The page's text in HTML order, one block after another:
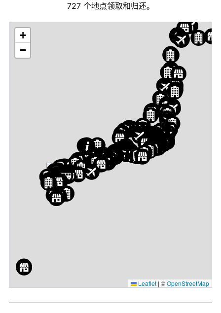
727 个地点领取和归还。
+
−
Leaflet | ©OpenStreetMap